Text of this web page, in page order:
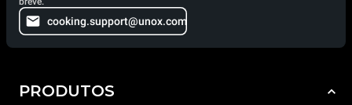
cooking.support@unox.com
PRODUTOS